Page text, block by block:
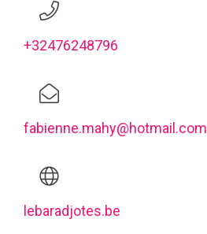
+32476248796
fabienne.mahy@hotmail.com
lebaradjotes.be